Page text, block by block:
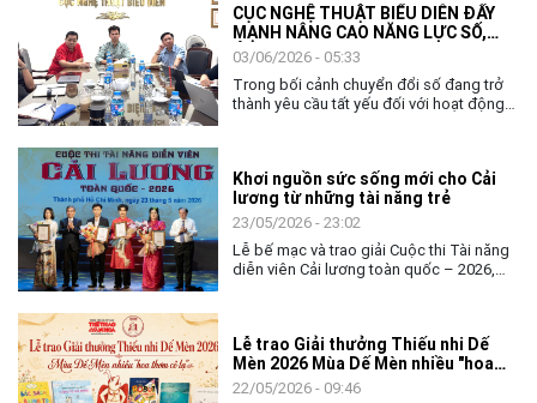
CỤC NGHỆ THUẬT BIỂU DIỄN ĐẨY
MẠNH NÂNG CAO NĂNG LỰC SỐ,
ỨNG DỤNG AI TRONG THỰC THI
CÔNG VỤ
03/06/2026 - 05:33
Trong bối cảnh chuyển đổi số đang trở
thành yêu cầu tất yếu đối với hoạt động
càng có ý nghĩa quan trọng. Với tinh thần
chủ động thích ứng và đổi mới, ngày
02/6, Cục Nghệ thuật biểu diễn đã tổ
chức chương trình tập huấn, bồi dưỡng
về chuyển đổi số và ứng dụng AI cho
toàn thể lãnh đạo, công chức và người
Khơi nguồn sức sống mới cho Cải
lương từ những tài năng trẻ
23/05/2026 - 23:02
Lễ bế mạc và trao giải Cuộc thi Tài năng
diễn viên Cải lương toàn quốc – 2026,
giữ và làm mới nghệ thuật Cải lương
trong đời sống đương đại.
Lễ trao Giải thưởng Thiếu nhi Dế
Mèn 2026 Mùa Dế Mèn nhiều "hoa
thơm cỏ lạ"
22/05/2026 - 09:46